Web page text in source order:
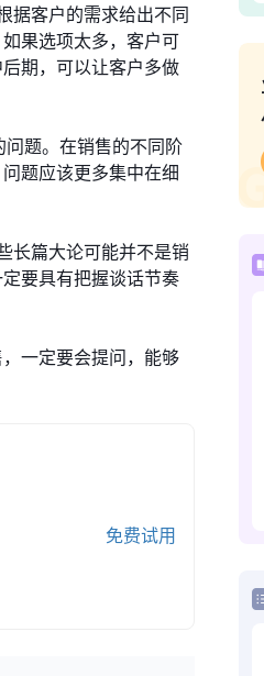
据客户的需求给出不同
果选项太多，客户可
期，可以让客户多做
题。在销售的不同阶
题应该更多集中在细
长篇大论可能并不是销
要具有把握谈话节奏
一定要会提问，能够
免费试用